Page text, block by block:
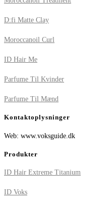
D:fi Matte Clay
Moroccanoil Curl
ID Hair Me
Parfume Til Kvinder
Parfume Til Mænd
Kontaktoplysninger
Web: www.voksguide.dk
Produkter
ID Hair Extreme Titanium
ID Voks